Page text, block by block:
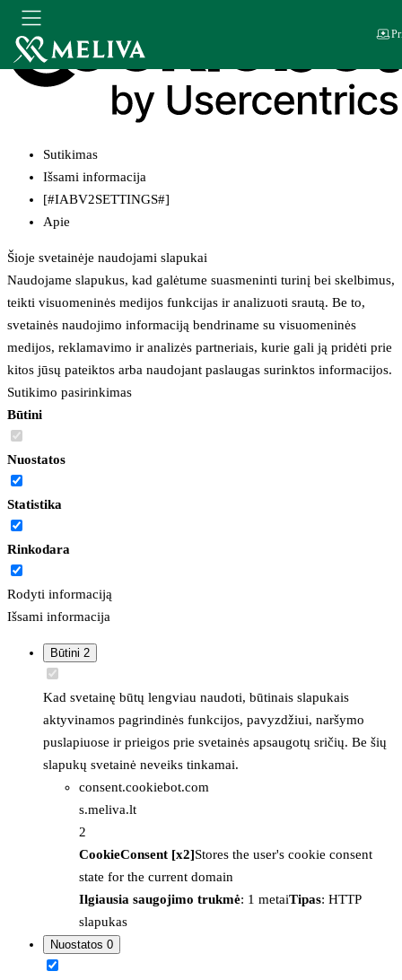
Sutikimas
Išsami informacija
[#IABV2SETTINGS#]
Apie
Šioje svetainėje naudojami slapukai
Naudojame slapukus, kad galėtume suasmeninti turinį bei skelbimus,
teikti visuomeninės medijos funkcijas ir analizuoti srautą. Be to,
svetainės naudojimo informaciją bendriname su visuomeninės
medijos, reklamavimo ir analizės partneriais, kurie gali ją pridėti prie
kitos jūsų pateiktos arba naudojant paslaugas surinktos informacijos.
Sutikimo pasirinkimas
Būtini
Nuostatos
Statistika
Rinkodara
Rodyti informaciją
Išsami informacija
Būtini 2
Kad svetainę būtų lengviau naudoti, būtinais slapukais
aktyvinamos pagrindinės funkcijos, pavyzdžiui, naršymo
puslapiuose ir prieigos prie svetainės apsaugotų sričių. Be šių
slapukų svetainė neveiks tinkamai.
consent.cookiebot.com
s.meliva.lt
2
CookieConsent [x2]Stores the user's cookie consent
state for the current domain
Ilgiausia saugojimo trukmė: 1 metaiTipas: HTTP
slapukas
Nuostatos 0